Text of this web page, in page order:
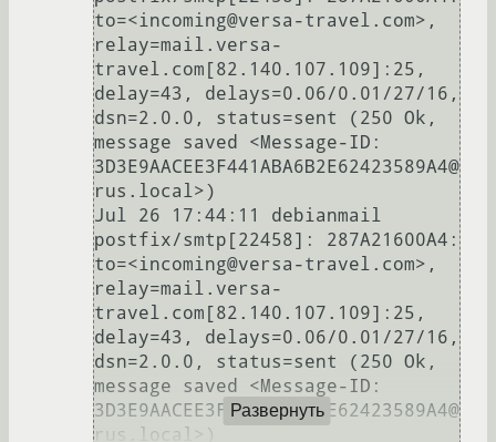
to=<incoming@versa-travel.com>,
relay=mail.versa-
travel.com[82.140.107.109]:25,
delay=43, delays=0.06/0.01/27/16,
dsn=2.0.0, status=sent (250 Ok,
message saved <Message-ID:
3D3E9AACEE3F441ABA6B2E62423589A4@
rus.local>)
Jul 26 17:44:11 debianmail
postfix/smtp[22458]: 287A21600A4:
to=<incoming@versa-travel.com>,
relay=mail.versa-
travel.com[82.140.107.109]:25,
delay=43, delays=0.06/0.01/27/16,
dsn=2.0.0, status=sent (250 Ok,
message saved <Message-ID:
3D3E9AACEE3F441ABA6B2E62423589A4@
rus.local>)
Развернуть